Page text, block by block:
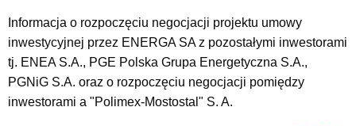
Informacja o rozpoczęciu negocjacji projektu umowy
inwestycyjnej przez ENERGA SA z pozostałymi inwestorami
tj. ENEA S.A., PGE Polska Grupa Energetyczna S.A.,
PGNiG S.A. oraz o rozpoczęciu negocjacji pomiędzy
inwestorami a "Polimex-Mostostal" S. A.